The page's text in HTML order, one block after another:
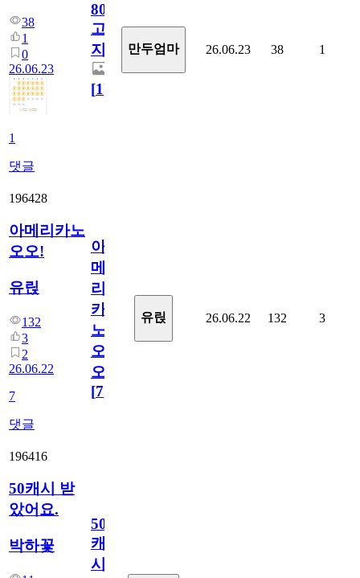
38
1
0
26.06.23
1
댓글
800
고
지.
[1]
만두엄마 26.06.23 38 1
196428
아메리카노
오오!
유릱
132
3
2
26.06.22
7
댓글
아
메
리
카
노
오
오!
[7]
유릱 26.06.22 132 3
196416
50캐시 받
았어요.
박하꽃
50
캐
시